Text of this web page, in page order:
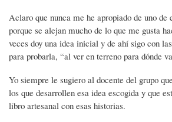
Aclaro que nunca me he apropiado de uno de
porque se alejan mucho de lo que me gusta
veces doy una idea inicial y de ahí sigo con
para probarla, “al ver en terreno para dónde
Yo siempre le sugiero al docente del grupo
los que desarrollen esa idea escogida y que
libro artesanal con esas historias.